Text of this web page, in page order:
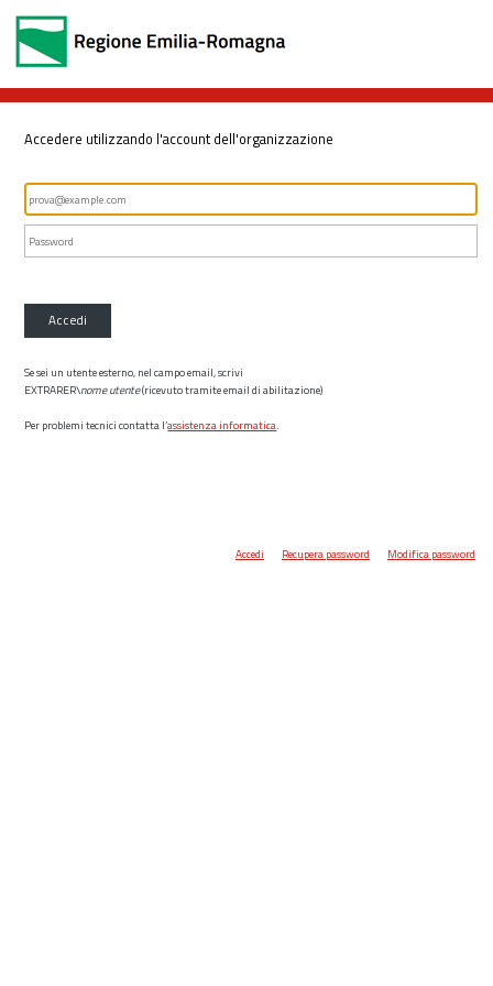
Accedere utilizzando l'account dell'organizzazione
Accedi
Se sei un utente esterno, nel campo email, scrivi
EXTRARER\nome utente(ricevuto tramite email di abilitazione)
Per problemi tecnici contatta l’assistenza informatica.
Accedi Recupera password Modifica password